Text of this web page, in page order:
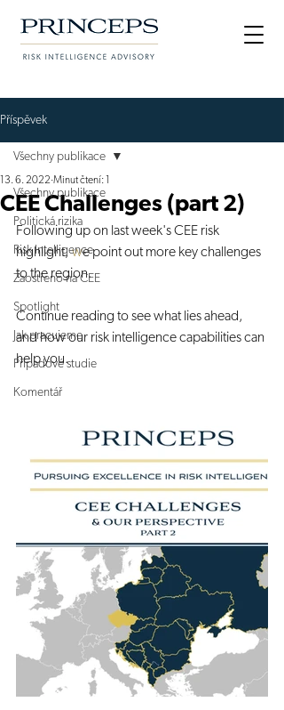
Příspěvek
Všechny publikace
Politická rizika
Risk Intelligence
Zaostřeno na CEE
Spotlight
Jak pracujeme
Případové studie
Komentář
Všechny publikace
CEE Challenges (part 2)
13. 6. 2022 Minut čtení: 1
Following up on last week's CEE risk
highlight, we point out more key challenges
to the region.
Continue reading to see what lies ahead,
and how our risk intelligence capabilities can
help you.